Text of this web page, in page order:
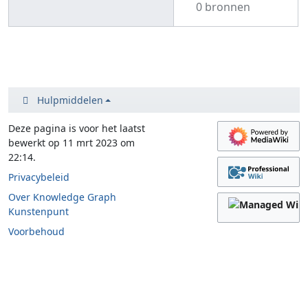
0 bronnen
Hulpmiddelen
Deze pagina is voor het laatst
bewerkt op 11 mrt 2023 om
22:14.
Privacybeleid
Over Knowledge Graph
Kunstenpunt
Voorbehoud